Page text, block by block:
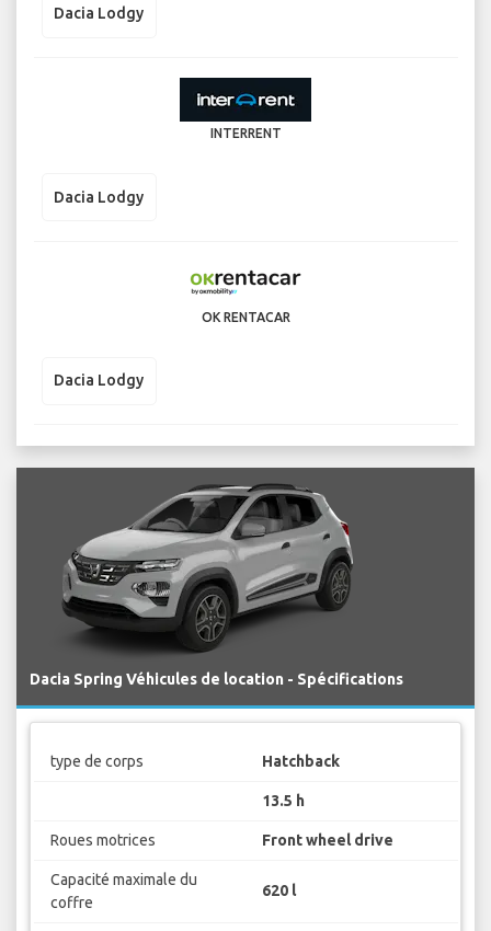
Dacia Lodgy
INTERRENT
Dacia Lodgy
OK RENTACAR
Dacia Lodgy
Dacia Spring Véhicules de location - Spécifications
type de corps Hatchback
13.5 h
Roues motrices Front wheel drive
Capacité maximale du
coffre
620 l